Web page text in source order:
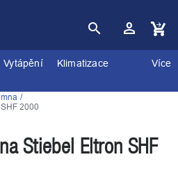
Nákupní
košík
Vytápění Klimatizace Více
2000
Stiebel Eltron SHF